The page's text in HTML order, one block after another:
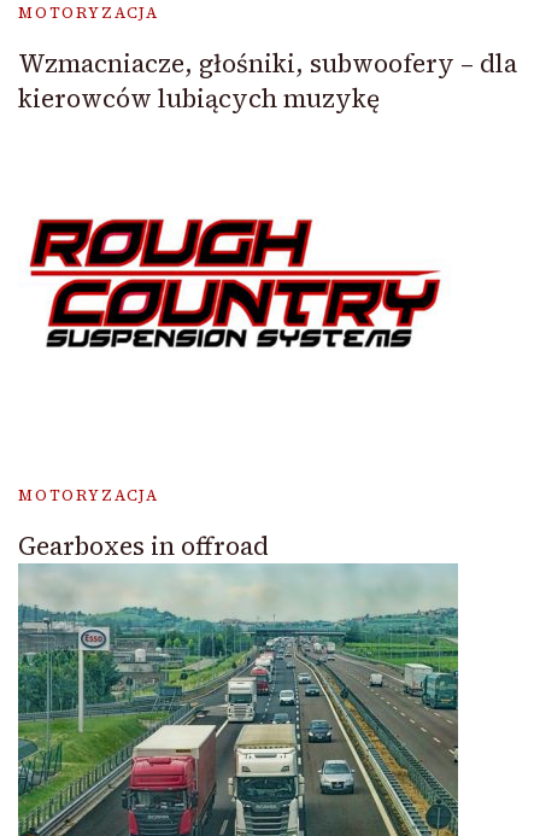
MOTORYZACJA
Wzmacniacze, głośniki, subwoofery – dla
kierowców lubiących muzykę
MOTORYZACJA
Gearboxes in offroad